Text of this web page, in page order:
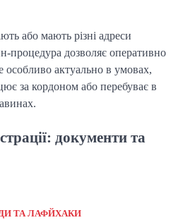
або мають різні адреси
процедура дозволяє оперативно
особливо актуально в умовах,
за кордоном або перебуває в
документи та
ТА ЛАФЙХАКИ